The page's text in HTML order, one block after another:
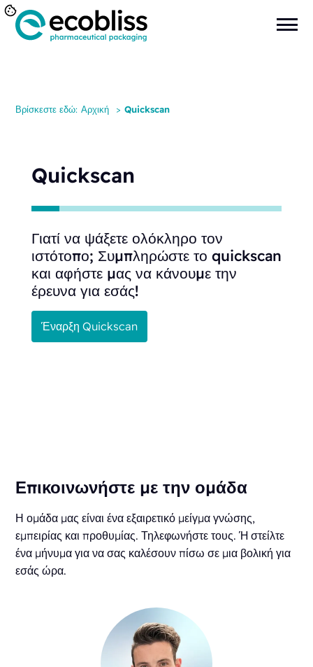
Βρίσκεστε εδώ: Αρχική > Quickscan
Quickscan
Γιατί να ψάξετε ολόκληρο τον
ιστότοπο; Συμπληρώστε το quickscan
και αφήστε μας να κάνουμε την
έρευνα για εσάς!
Έναρξη Quickscan
Επικοινωνήστε με την ομάδα
Η ομάδα μας είναι ένα εξαιρετικό μείγμα γνώσης,
εμπειρίας και προθυμίας. Τηλεφωνήστε τους. Ή στείλτε
ένα μήνυμα για να σας καλέσουν πίσω σε μια βολική για
εσάς ώρα.